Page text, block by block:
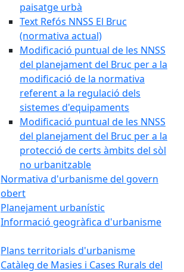
paisatge urbà
Text Refós NNSS El Bruc
(normativa actual)
Modificació puntual de les NNSS
del planejament del Bruc per a la
modificació de la normativa
referent a la regulació dels
sistemes d'equipaments
Modificació puntual de les NNSS
del planejament del Bruc per a la
protecció de certs àmbits del sòl
no urbanitzable
Normativa d'urbanisme del govern
obert
Planejament urbanístic
Informació geogràfica d'urbanisme
Plans territorials d'urbanisme
Catàleg de Masies i Cases Rurals del